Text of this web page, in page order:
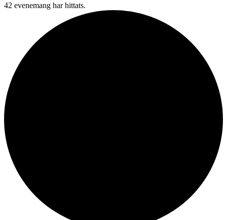
42 evenemang har hittats.